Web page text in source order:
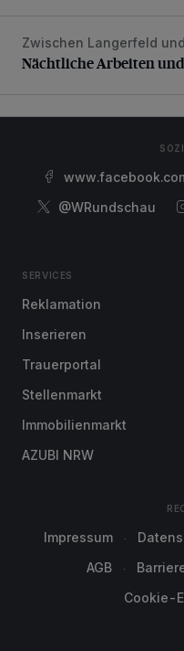
Nächtliche Arbeiten und
Zwischen Langerfeld
Nächtliche Arbeiten
@WRundschau
SERVICES
Reklamation
Inserieren
Trauerportal
Stellenmarkt
Immobilienmarkt
AZUBI NRW
Impressum
AGB
Cookie-